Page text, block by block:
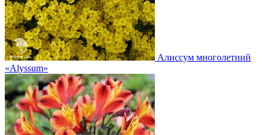
Алиссум многолетний
«Alyssum»